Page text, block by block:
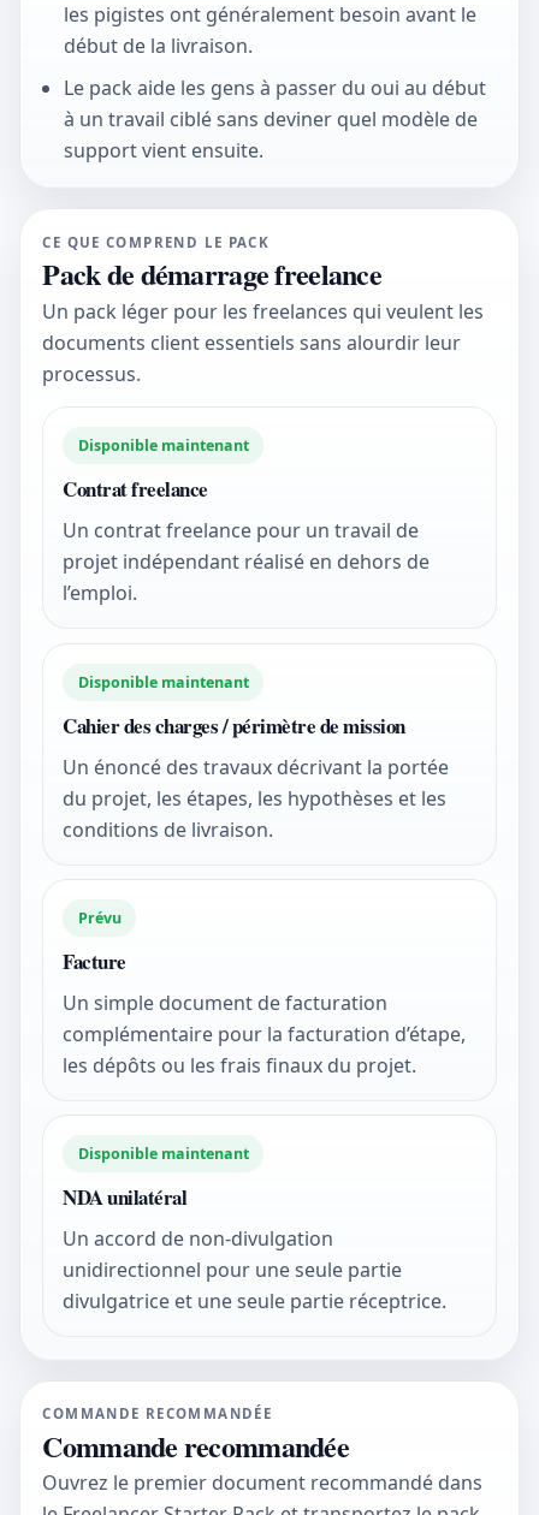
les pigistes ont généralement besoin avant le
début de la livraison.
Le pack aide les gens à passer du oui au début
à un travail ciblé sans deviner quel modèle de
support vient ensuite.
CE QUE COMPREND LE PACK
Pack de démarrage freelance
Un pack léger pour les freelances qui veulent les
documents client essentiels sans alourdir leur
processus.
Disponible maintenant
Contrat freelance
Un contrat freelance pour un travail de
projet indépendant réalisé en dehors de
l’emploi.
Disponible maintenant
Cahier des charges / périmètre de mission
Un énoncé des travaux décrivant la portée
du projet, les étapes, les hypothèses et les
conditions de livraison.
Prévu
Facture
Un simple document de facturation
complémentaire pour la facturation d’étape,
les dépôts ou les frais finaux du projet.
Disponible maintenant
NDA unilatéral
Un accord de non-divulgation
unidirectionnel pour une seule partie
divulgatrice et une seule partie réceptrice.
COMMANDE RECOMMANDÉE
Commande recommandée
Ouvrez le premier document recommandé dans